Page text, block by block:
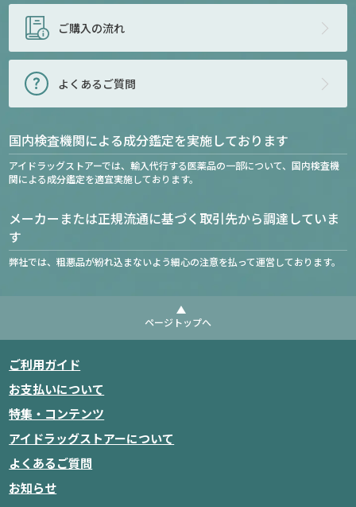
ご購入の流れ
よくあるご質問
国内検査機関による成分鑑定を実施しております
アイドラッグストアーでは、輸入代行する医薬品の一部について、国内検査機
関による成分鑑定を適宜実施しております。
メーカーまたは正規流通に基づく取引先から調達していま
す
弊社では、粗悪品が紛れ込まないよう細心の注意を払って運営しております。
ページトップへ
ご利用ガイド
お支払いについて
特集・コンテンツ
アイドラッグストアーについて
よくあるご質問
お知らせ